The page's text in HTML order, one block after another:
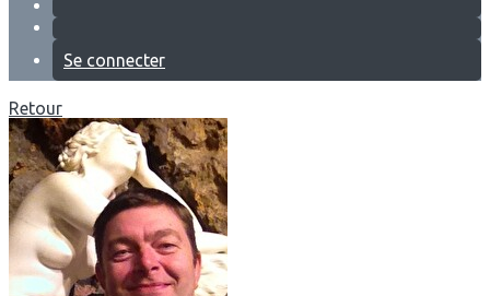
Se connecter
Retour